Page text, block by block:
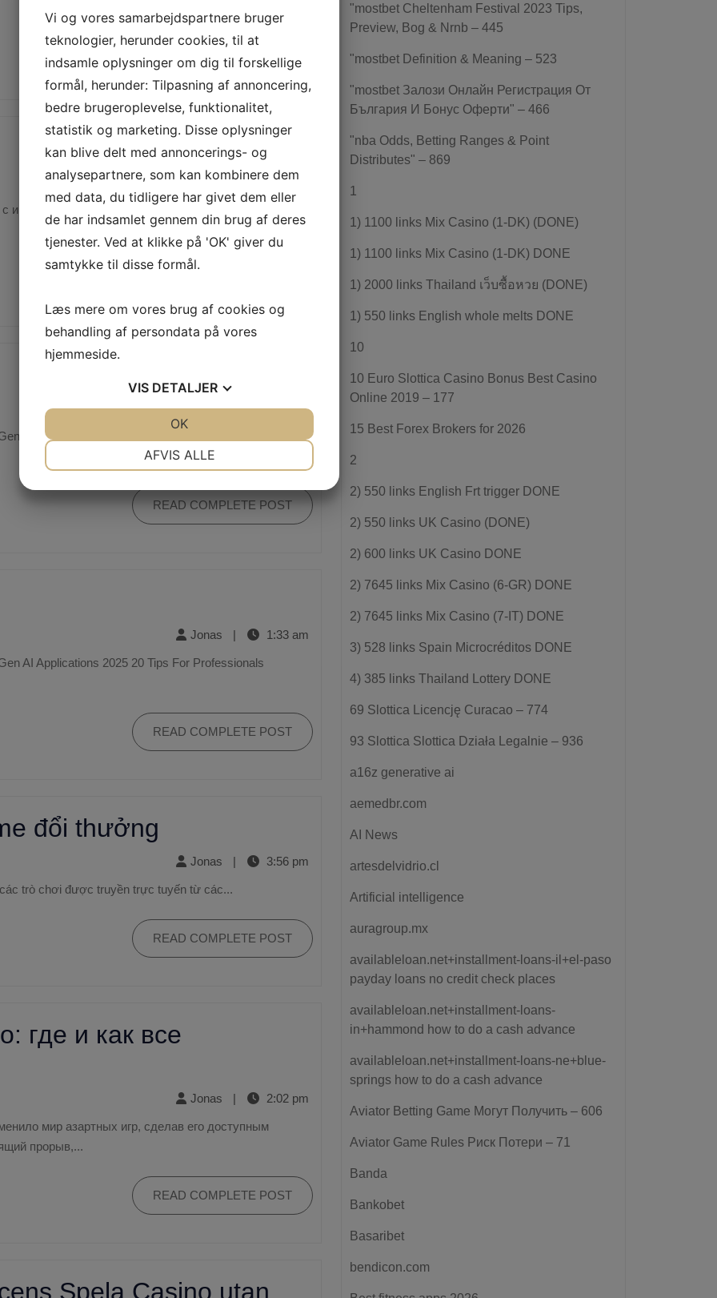
READ COMPLETE POST
Jonas | 9:42 am
Jonas | 1:33 am
READ COMPLETE POST
Jonas | 1:33 am
READ COMPLETE POST
đổi thưởng
Jonas | 3:56 pm
các trò chơi được truyền trực tuyến từ các...
READ COMPLETE POST
где и как все
Jonas | 2:02 pm
прорыв,...
READ COMPLETE POST
Spela Casino utan
"mostbet Cheltenham Festival 2023 Tips,
Preview, Bog & Nrnb – 445
"mostbet Definition & Meaning – 523
"mostbet Залози Онлайн Регистрация От
България И Бонус Оферти" – 466
"nba Odds, Betting Ranges & Point
Distributes" – 869
1
1) 1100 links Mix Casino (1-DK) (DONE)
1) 1100 links Mix Casino (1-DK) DONE
1) 2000 links Thailand เว็บซื้อหวย (DONE)
1) 550 links English whole melts DONE
10
10 Euro Slottica Casino Bonus Best Casino
Online 2019 – 177
15 Best Forex Brokers for 2026
2
2) 550 links English Frt trigger DONE
2) 550 links UK Casino (DONE)
2) 600 links UK Casino DONE
2) 7645 links Mix Casino (6-GR) DONE
2) 7645 links Mix Casino (7-IT) DONE
3) 528 links Spain Microcréditos DONE
4) 385 links Thailand Lottery DONE
69 Slottica Licencję Curacao – 774
93 Slottica Slottica Działa Legalnie – 936
a16z generative ai
aemedbr.com
AI News
artesdelvidrio.cl
Artificial intelligence
auragroup.mx
availableloan.net+installment-loans-il+el-paso
payday loans no credit check places
availableloan.net+installment-loans-
in+hammond how to do a cash advance
availableloan.net+installment-loans-ne+blue-
springs how to do a cash advance
Aviator Betting Game Могут Получить – 606
Aviator Game Rules Риск Потери – 71
Banda
Bankobet
Basaribet
bendicon.com
Vi og vores samarbejdspartnere bruger
teknologier, herunder cookies, til at
indsamle oplysninger om dig til forskellige
formål, herunder: Tilpasning af annoncering,
bedre brugeroplevelse, funktionalitet,
statistik og marketing. Disse oplysninger
kan blive delt med annoncerings- og
analysepartnere, som kan kombinere dem
med data, du tidligere har givet dem eller
de har indsamlet gennem din brug af deres
tjenester. Ved at klikke på 'OK' giver du
samtykke til disse formål.
Læs mere om vores brug af cookies og
behandling af persondata på vores
hjemmeside.
VIS DETALJER
MARKETING STATISTIK
AFVIS ALLE
OK